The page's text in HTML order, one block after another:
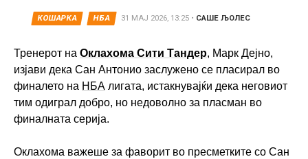
КОШАРКА НБА 31 МАЈ 2026, 13:25 • САШЕ ЉОЛЕС
Тренерот на Оклахома Сити Тандер, Марк Дејно,
изјави дека Сан Антонио заслужено се пласирал во
финалето на НБА лигата, истакнувајќи дека неговиот
тим одиграл добро, но недоволно за пласман во
финалната серија.
Оклахома важеше за фаворит во пресметките со Сан